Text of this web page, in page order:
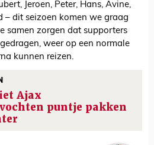
Jeroen, Peter, Hans, Avine,
– dit seizoen komen we graag
samen zorgen dat supporters
weer op een normale
kunnen reizen.
Ajax
puntje pakken